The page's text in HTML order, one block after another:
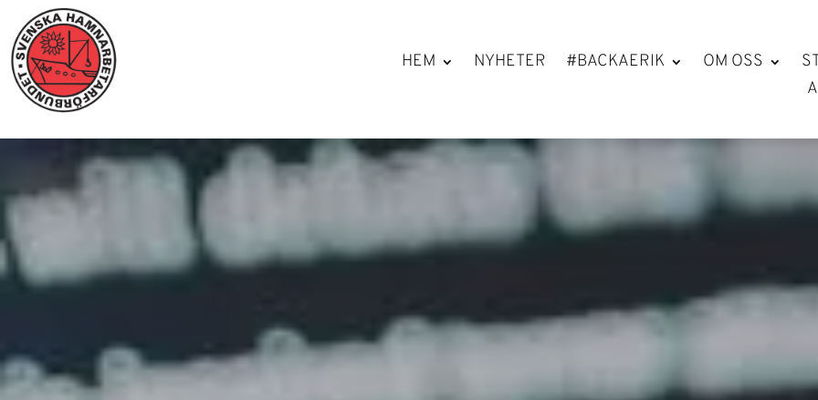
HEM NYHETER #BACKAERIK OM OSS